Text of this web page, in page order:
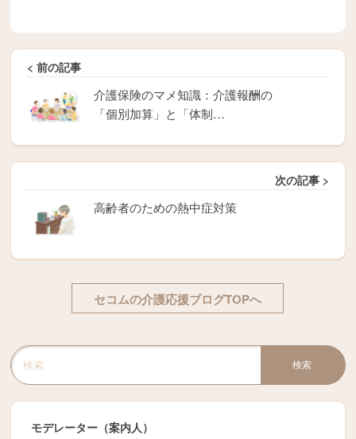
< 前の記事
介護保険のマメ知識：介護報酬の
「個別加算」と「体制…
次の記事 >
高齢者のための熱中症対策
セコムの介護応援ブログTOPへ
検索キーワード入力
検索
モデレーター（案内人）